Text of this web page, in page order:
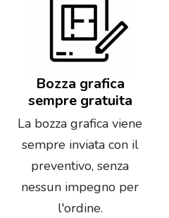
Bozza grafica
sempre gratuita
La bozza grafica viene
sempre inviata con il
preventivo, senza
nessun impegno per
l'ordine.